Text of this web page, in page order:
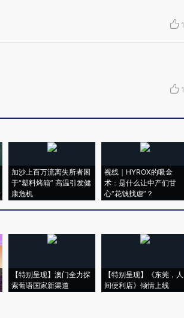
1
1
加沙上百万流离失所者困
于“塑料烤箱” 高温引发健
康危机
视线｜HYROX的吸金
术：是什么让中产们甘
心“花钱找虐”？
【特别呈现】澳门全力探
索葡语国家新渠道
【特别呈现】《东莞，人
间便利店》倾情上线